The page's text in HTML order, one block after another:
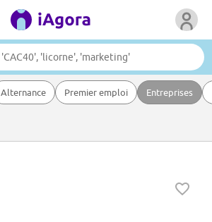
Alternance Premier emploi Entreprises